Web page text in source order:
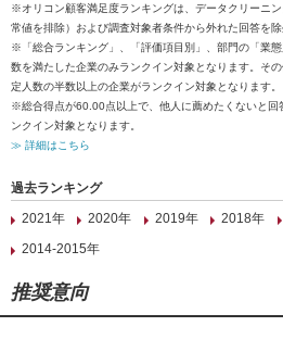
※オリコン顧客満足度ランキングは、データクリーニ
常値を排除）および調査対象者条件から外れた回答を除
※「総合ランキング」、「評価項目別」、部門の「業
数を満たした企業のみランクイン対象となります。そ
定人数の半数以上の企業がランクイン対象となります。
※総合得点が60.00点以上で、他人に薦めたくないと回
ンクイン対象となります。
≫ 詳細はこちら
過去ランキング
2021年
2020年 2019年 2018年
2014-2015年
推奨意向